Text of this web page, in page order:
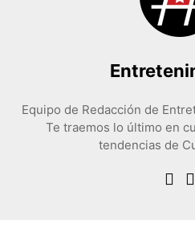
Equipo de Redacción de
Te traemos lo último en
tendencias de